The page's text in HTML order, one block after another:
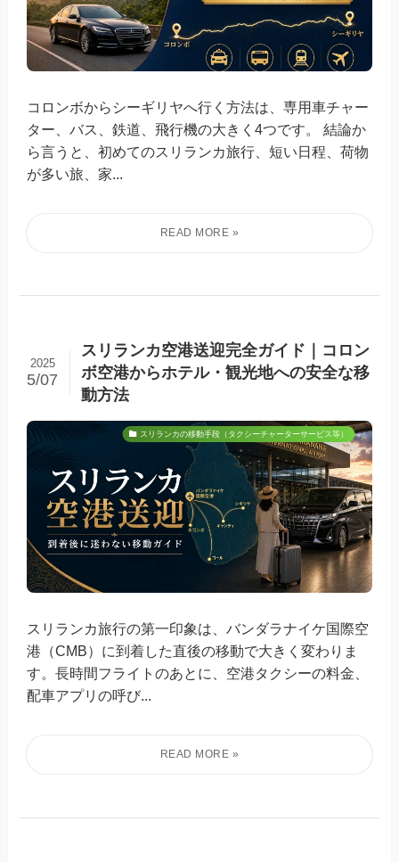
コロンボからシーギリヤへ行く方法は、専用車チャー
ター、バス、鉄道、飛行機の大きく4つです。 結論か
ら言うと、初めてのスリランカ旅行、短い日程、荷物
が多い旅、家...
スリランカ空港送迎完全ガイド｜コロン
ボ空港からホテル・観光地への安全な移
動方法
2025
5/07
スリランカの移動手段（タクシーチャーターサービス等）
スリランカ旅行の第一印象は、バンダラナイケ国際空
港（CMB）に到着した直後の移動で大きく変わりま
す。長時間フライトのあとに、空港タクシーの料金、
配車アプリの呼び...